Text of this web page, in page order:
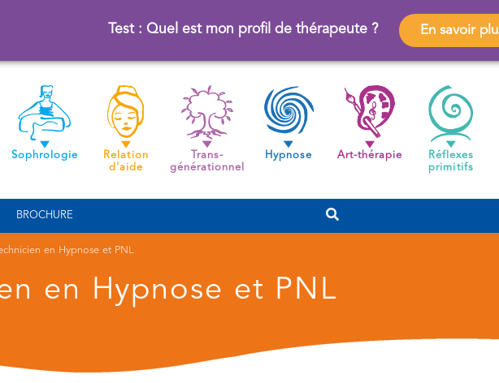
Test : Quel est mon profil de thérapeute ? En savoir
Sophrologie
Relation
d'aide
Trans-
générationnel
Hypnose Art-thérapie
Réflexes
primitifs
BROCHURE
en Hypnose et PNL
en Hypnose et PNL